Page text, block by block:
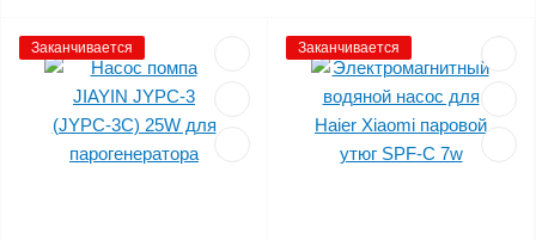
Заканчивается Заканчивается